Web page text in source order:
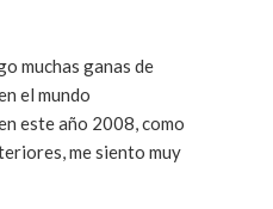
muchas ganas de
el mundo
este año 2008, como
me siento muy